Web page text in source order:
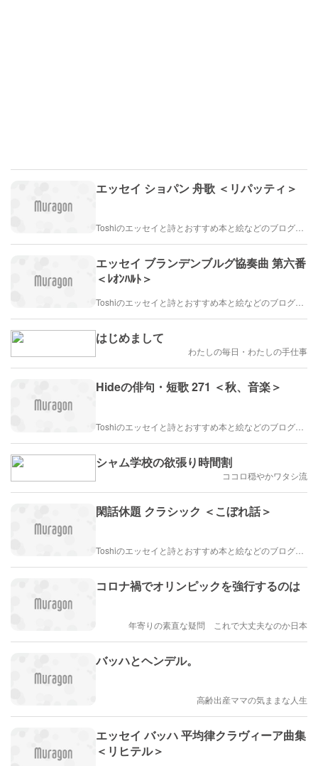
エッセイ ショパン 舟歌 ＜リパッティ＞
エッセイ ブランデンブルグ協奏曲 第六番
＜ﾚｵﾝﾊﾙﾄ＞
Toshiのエッセイと詩とおすすめ本と絵などのブログ by車戸都志春
はじめまして
わたしの毎日・わたしの手仕事
Hideの俳句・短歌 271 ＜秋、音楽＞
シャム学校の欲張り時間割
ココロ穏やかワタシ流
閑話休題 クラシック ＜こぼれ話＞
コロナ禍でオリンピックを強行するのは
年寄りの素直な疑問 これで大丈夫なのか日本
バッハとヘンデル。
高齢出産ママの気ままな人生
エッセイ バッハ 平均律クラヴィーア曲集
＜リヒテル＞